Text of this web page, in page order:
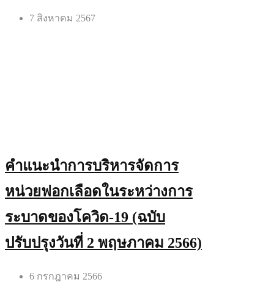
7 สิงหาคม 2567
คำแนะนำการบริหารจัดการ
หน่วยฟอกเลือดในระหว่างการ
ระบาดของโควิด-19 (ฉบับ
ปรับปรุงวันที่ 2 พฤษภาคม 2566)
6 กรกฎาคม 2566